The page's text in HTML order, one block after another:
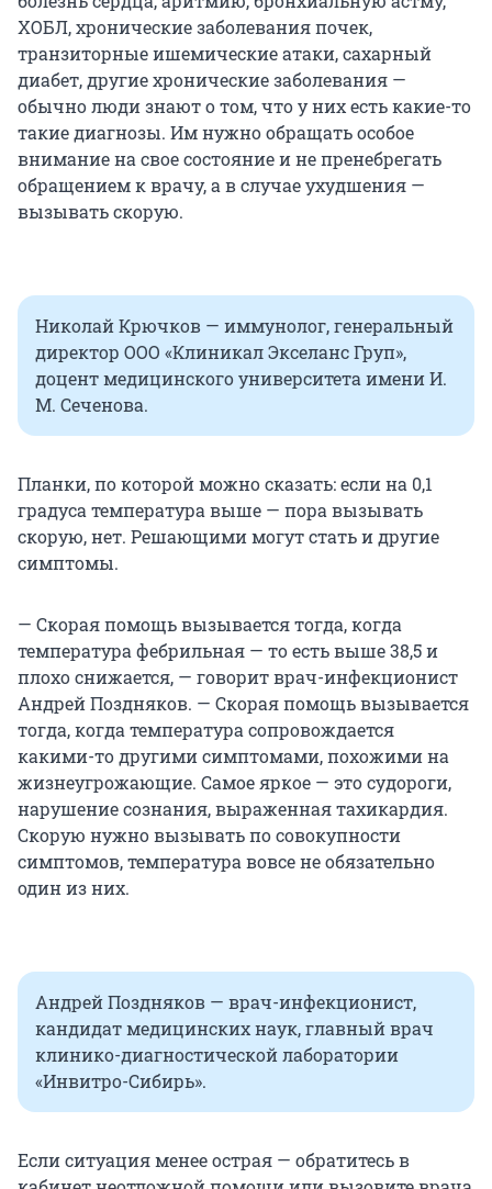
ХОБЛ, хронические заболевания почек,
транзиторные ишемические атаки, сахарный
диабет, другие хронические заболевания —
обычно люди знают о том, что у них есть какие-то
такие диагнозы. Им нужно обращать особое
внимание на свое состояние и не пренебрегать
обращением к врачу, а в случае ухудшения —
вызывать скорую.
Николай Крючков — иммунолог, генеральный
директор ООО «Клиникал Экселанс Груп»,
доцент медицинского университета имени И.
М. Сеченова.
Планки, по которой можно сказать: если на 0,1
градуса температура выше — пора вызывать
скорую, нет. Решающими могут стать и другие
симптомы.
— Скорая помощь вызывается тогда, когда
температура фебрильная — то есть выше 38,5 и
плохо снижается, — говорит врач-инфекционист
Андрей Поздняков. — Скорая помощь вызывается
тогда, когда температура сопровождается
какими-то другими симптомами, похожими на
жизнеугрожающие. Самое яркое — это судороги,
нарушение сознания, выраженная тахикардия.
Скорую нужно вызывать по совокупности
симптомов, температура вовсе не обязательно
один из них.
Андрей Поздняков — врач-инфекционист,
кандидат медицинских наук, главный врач
клинико-диагностической лаборатории
«Инвитро-Сибирь».
Если ситуация менее острая — обратитесь в